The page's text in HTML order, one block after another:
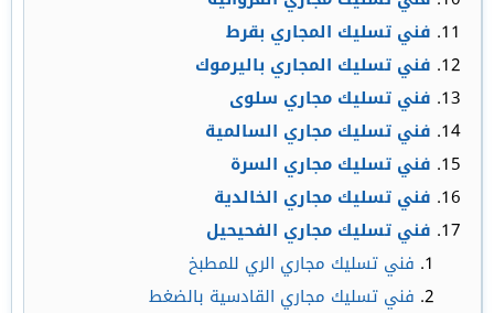
فني تسليك المجاري بقرط
فني تسليك المجاري باليرموك
فني تسليك مجاري سلوى
فني تسليك مجاري السالمية
فني تسليك مجاري السرة
فني تسليك مجاري الخالدية
فني تسليك مجاري الفحيحيل
فني تسليك مجاري الري للمطبخ
فني تسليك مجاري القادسية بالضغط